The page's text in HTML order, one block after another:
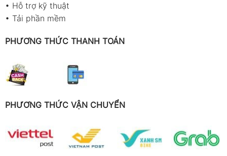
• Hỗ trợ kỹ thuật
• Tải phần mềm
PHƯƠNG THỨC THANH TOÁN
PHƯƠNG THỨC VẬN CHUYỂN